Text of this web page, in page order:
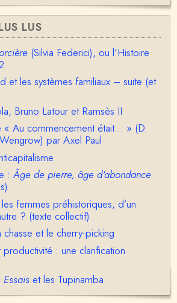
on trouver maintenant le manuscrit d'Al
de 2009, souvent cité ?
abonné à votre blog, je vi
dernière publication, qui m’a be…
subliminal est celui-ci: il y a un sché
des sociétés, avec des stades infér…
fois, cher Christophe Darmangeat, m
et le sens salutaire de…
Darmangeat
vois pas pourquoi le pénis compterait
peau ! ;-)Ensuite, je ne vois pas no…
excellent texte (même si il y a sans d
de frappe dans la citation de A,
LUS
(Silvia Federici), ou l'Histoire
et les systèmes familiaux – suite (et
Bruno Latour et Ramsès II
« Au commencement était... » (D.
par Axel Paul
:Âge de pierre, âge d'abondance
femmes préhistoriques, d’un
? (texte collectif)
et le cherry-picking
productivité : une clarification
Essaiset les Tupinamba